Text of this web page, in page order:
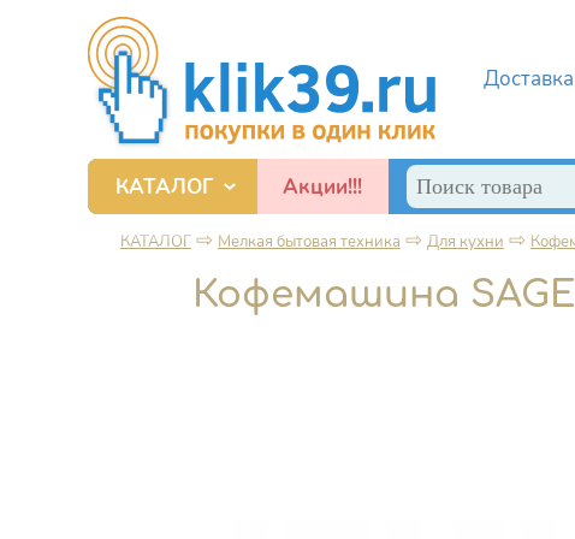
Перейти к основному содержанию
Доставка
КАТАЛОГ Акции!!! Форма
Поиск
Вы здесь
КАТАЛОГ⇨ Мелкая бытовая техника ⇨ Для кухни ⇨
Кофемашина